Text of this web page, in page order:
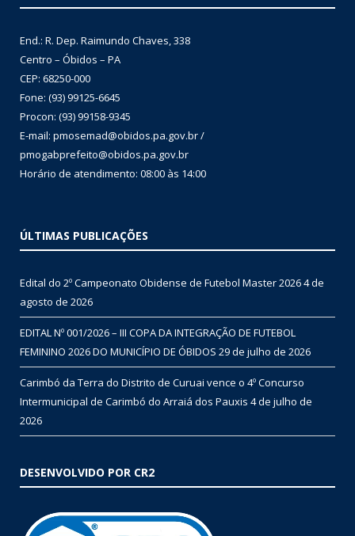
End.: R. Dep. Raimundo Chaves, 338
Centro – Óbidos – PA
CEP: 68250-000
Fone: (93) 99125-6645
Procon: (93) 99158-9345
E-mail: pmosemad@obidos.pa.gov.br /
pmogabprefeito@obidos.pa.gov.br
Horário de atendimento: 08:00 às 14:00
ÚLTIMAS PUBLICAÇÕES
Edital do 2º Campeonato Obidense de Futebol Master 20264 de
agosto de 2026
EDITAL Nº 001/2026 – III COPA DA INTEGRAÇÃO DE FUTEBOL
FEMININO 2026 DO MUNICÍPIO DE ÓBIDOS 29 de julho de 2026
Carimbó da Terra do Distrito de Curuai vence o 4º Concurso
Intermunicipal de Carimbó do Arraiá dos Pauxis 4 de julho de
2026
DESENVOLVIDO POR CR2